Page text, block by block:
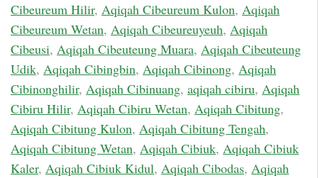
Cibeureum Hilir, Aqiqah Cibeureum Kulon, Aqiqah
Cibeureum Wetan, Aqiqah Cibeureuyeuh, Aqiqah
Cibeusi, Aqiqah Cibeuteung Muara, Aqiqah Cibeuteung
Udik, Aqiqah Cibingbin, Aqiqah Cibinong, Aqiqah
Cibinonghilir, Aqiqah Cibinuang, aqiqah cibiru, Aqiqah
Cibiru Hilir, Aqiqah Cibiru Wetan, Aqiqah Cibitung,
Aqiqah Cibitung Kulon, Aqiqah Cibitung Tengah,
Aqiqah Cibitung Wetan, Aqiqah Cibiuk, Aqiqah Cibiuk
Kaler, Aqiqah Cibiuk Kidul, Aqiqah Cibodas, Aqiqah